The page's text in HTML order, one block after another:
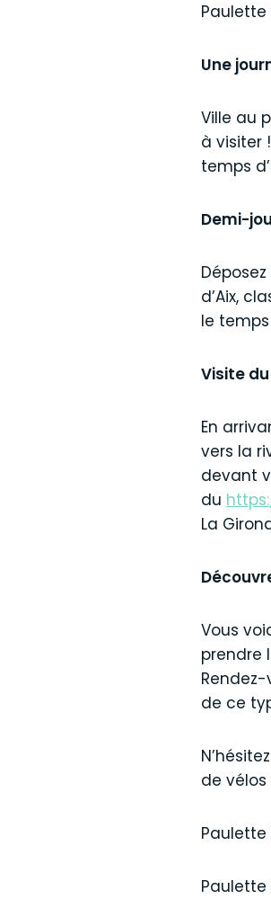
Une
Ville au
à visiter
temps
Demi-
d’Aix,
le
Visite
En
vers la
devant
du
La
Vous
prendre
de ce
de vélos
Paulette
Paulette